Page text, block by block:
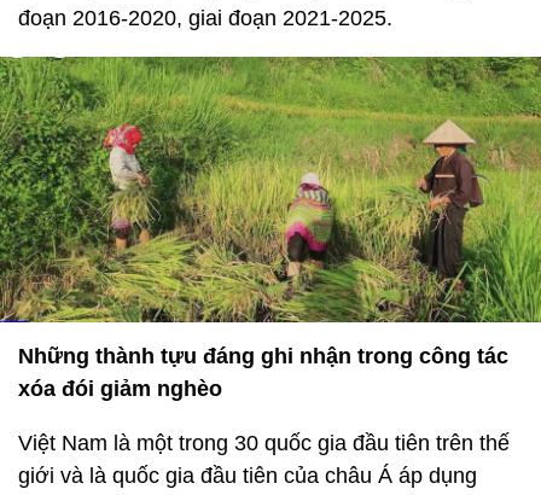
đoạn 2016-2020, giai đoạn 2021-2025.
Những thành tựu đáng ghi nhận trong công tác
xóa đói giảm nghèo
Việt Nam là một trong 30 quốc gia đầu tiên trên thế
giới và là quốc gia đầu tiên của châu Á áp dụng